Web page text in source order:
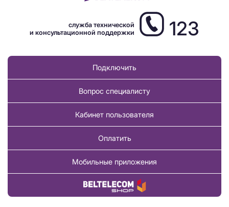
служба технической
и консультационной поддержки
123
Подключить
Вопрос специалисту
Кабинет пользователя
Оплатить
Мобильные приложения
Купить товар